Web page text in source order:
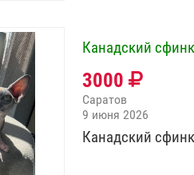
Канадский
3000
Саратов
9 июня 2026
Канадский